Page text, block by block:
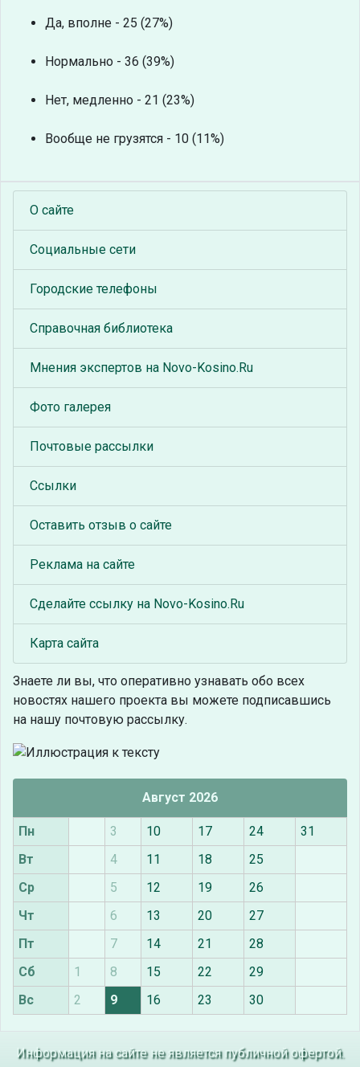
Да, вполне - 25 (27%)
Нормально - 36 (39%)
Нет, медленно - 21 (23%)
Вообще не грузятся - 10 (11%)
О сайте
Социальные сети
Городские телефоны
Справочная библиотека
Мнения экспертов на Novo-Kosino.Ru
Фото галерея
Почтовые рассылки
Ссылки
Оставить отзыв о сайте
Реклама на сайте
Сделайте ссылку на Novo-Kosino.Ru
Карта сайта
Знаете ли вы, что оперативно узнавать обо всех
новостях нашего проекта вы можете подписавшись
на нашу почтовую рассылку.
Август 2026
Пн 3 10 17 24
31
Вт
4 11 18
25
Ср
5 12 19
26
Чт
6 13 20
27
Пт
7 14 21
28
Сб
1 8 15 22
29
Вс
2 9 16 23 30
Информация на сайте не является публичной офертой.